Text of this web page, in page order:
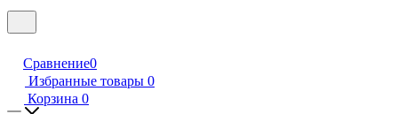
Сравнение0
Избранные товары 0
Корзина 0